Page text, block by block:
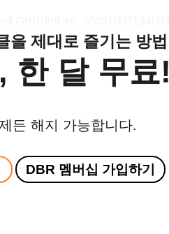
을 제대로 즐기는 방법
한 달 무료!
든 해지 가능합니다.
DBR 멤버십 가입하기